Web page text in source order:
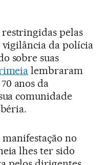
pelas
vigilância da polícia
sobre suas
lembraram
anos da
comunidade
no
lhes ter sido